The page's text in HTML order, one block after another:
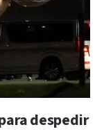
despedir